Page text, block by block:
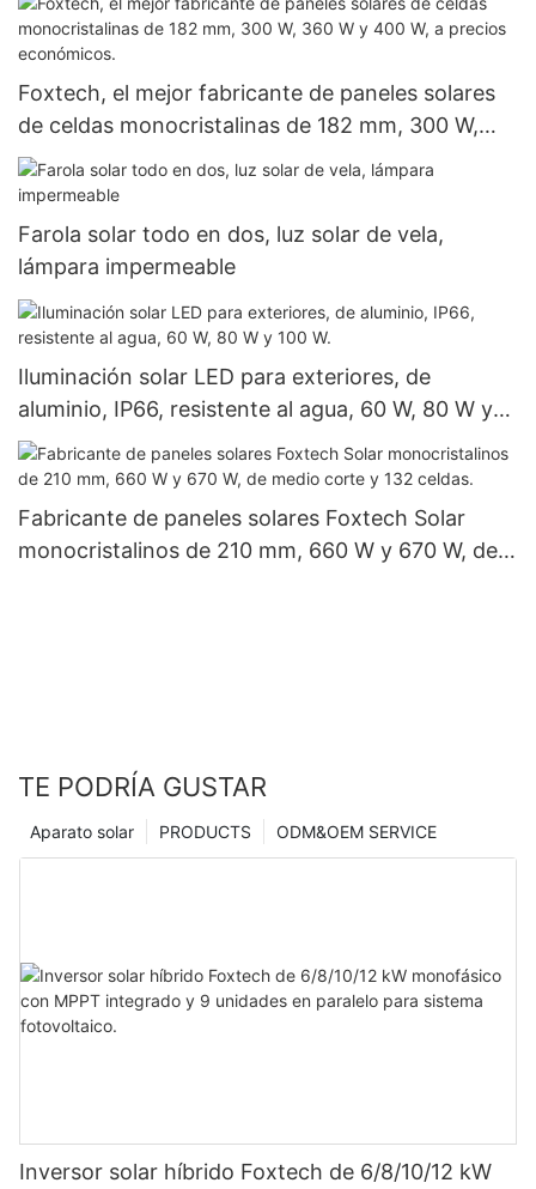
sistemas de energía solar.
Foxtech, el mejor fabricante de paneles solares
de celdas monocristalinas de 182 mm, 300 W,
360 W y 400 W, a precios económicos.
Farola solar todo en dos, luz solar de vela,
lámpara impermeable
Iluminación solar LED para exteriores, de
aluminio, IP66, resistente al agua, 60 W, 80 W y
100 W.
Fabricante de paneles solares Foxtech Solar
monocristalinos de 210 mm, 660 W y 670 W, de
TE PODRÍA GUSTAR
ODM&OEM SERVICE
PRODUCTS
Aparato solar
Inversor solar híbrido Foxtech de 6/8/10/12 kW